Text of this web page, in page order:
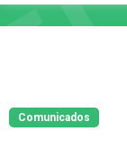
Comunicados